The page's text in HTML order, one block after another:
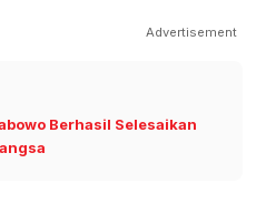
Advertisement
Berhasil Selesaikan